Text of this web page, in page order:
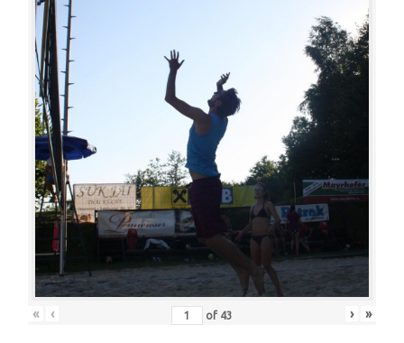
« ‹ of 43 › »